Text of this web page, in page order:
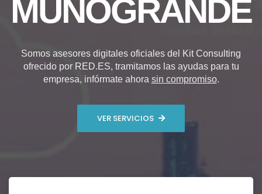
MUÑOGRANDE
Somos asesores digitales oficiales del Kit Consulting
ofrecido por RED.ES, tramitamos las ayudas para tu
empresa, infórmate ahora sin compromiso.
VER SERVICIOS